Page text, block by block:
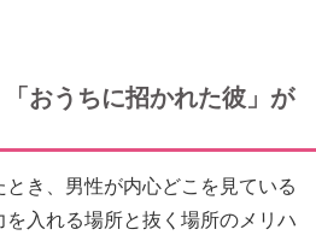
おうちに招かれた彼」が
き、男性が内心どこを見ている
入れる場所と抜く場所のメリハ